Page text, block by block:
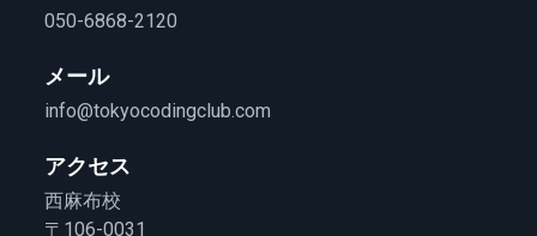
050-6868-2120
メール
info@tokyocodingclub.com
アクセス
西麻布校
〒106-0031